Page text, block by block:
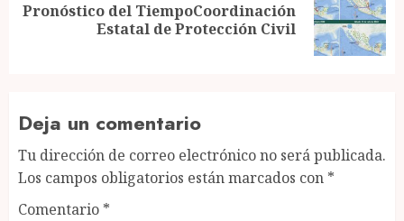
Next
Pronóstico del TiempoCoordinación
Estatal de Protección Civil
Deja un comentario
Tu dirección de correo electrónico no será publicada.
Los campos obligatorios están marcados con *
Comentario *